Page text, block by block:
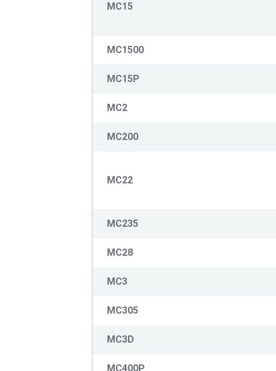
MC15
MC1500
MC15P
MC2
MC200
MC22
MC235
MC28
MC3
MC305
MC3D
MC400P